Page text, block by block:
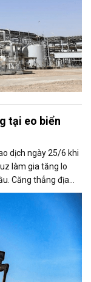
tại eo biển
dịch ngày 25/6 khi
làm gia tăng lo
Căng thẳng địa
năng duy trì thỏa